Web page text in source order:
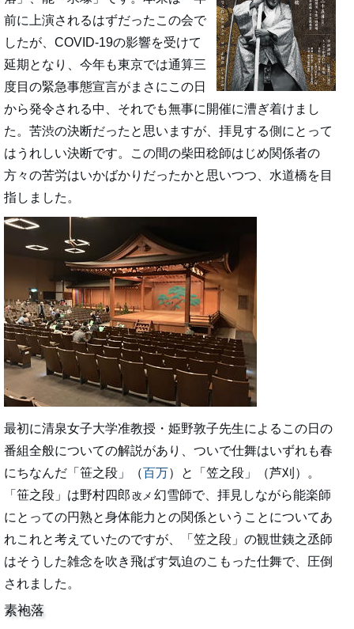
前に上演されるはずだったこの会で
したが、COVID-19の影響を受けて
延期となり、今年も東京では通算三
度目の緊急事態宣言がまさにこの日
から発令される中、それでも無事に開催に漕ぎ着けまし
た。苦渋の決断だったと思いますが、拝見する側にとって
はうれしい決断です。この間の柴田稔師はじめ関係者の
方々の苦労はいかばかりだったかと思いつつ、水道橋を目
指しました。
最初に清泉女子大学准教授・姫野敦子先生によるこの日の
番組全般についての解説があり、ついで仕舞はいずれも春
にちなんだ「笹之段」（百万）と「笠之段」（芦刈）。
「笹之段」は野村四郎 改メ 幻雪師で、拝見しながら能楽師
にとっての円熟と身体能力との関係ということについてあ
れこれと考えていたのですが、「笠之段」の観世銕之丞師
はそうした雑念を吹き飛ばす気迫のこもった仕舞で、圧倒
されました。
素袍落